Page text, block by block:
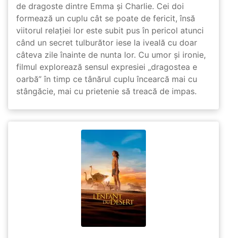
de dragoste dintre Emma și Charlie. Cei doi
formează un cuplu cât se poate de fericit, însă
viitorul relației lor este subit pus în pericol atunci
când un secret tulburător iese la iveală cu doar
câteva zile înainte de nunta lor. Cu umor și ironie,
filmul explorează sensul expresiei „dragostea e
oarbă” în timp ce tânărul cuplu încearcă mai cu
stângăcie, mai cu prietenie să treacă de impas.